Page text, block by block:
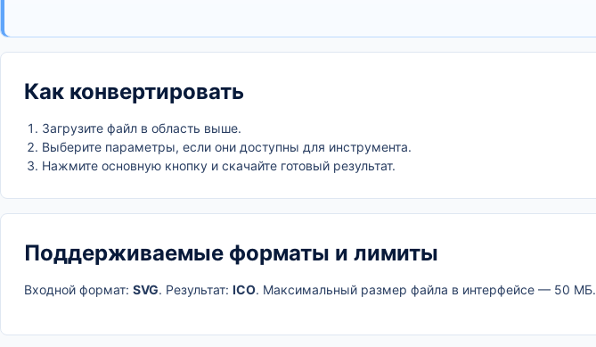
Как конвертировать
Загрузите файл в область выше.
Выберите параметры, если они доступны для инструмента.
Нажмите основную кнопку и скачайте готовый результат.
Поддерживаемые форматы и лимиты
Входной формат: SVG. Результат: ICO. Максимальный размер файла в интерфейсе — 50 МБ.